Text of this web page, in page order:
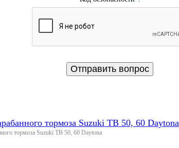
тормоза Suzuki TB 50, 60 Daytona
тормоза Suzuki TB 50, 60 Daytona